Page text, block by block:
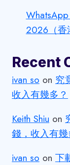
2026（香
Recent
ivan so on 究
收入有幾多？
Keith Shiu on
錢，收入有幾
ivan so on 下